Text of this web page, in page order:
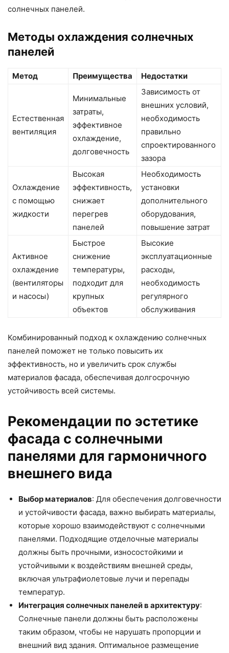
солнечных панелей.
Методы охлаждения солнечных
панелей
Метод Преимущества Недостатки
Естественная
вентиляция
Минимальные
затраты,
эффективное
охлаждение,
долговечность
Зависимость от
внешних условий,
необходимость
правильно
спроектированного
зазора
Охлаждение
с помощью
жидкости
Высокая
эффективность,
снижает
перегрев
панелей
Необходимость
установки
дополнительного
оборудования,
повышение затрат
Активное
охлаждение
(вентиляторы
и насосы)
Быстрое
снижение
температуры,
подходит для
крупных
объектов
Высокие
эксплуатационные
расходы,
необходимость
регулярного
обслуживания
Комбинированный подход к охлаждению солнечных
панелей поможет не только повысить их
эффективность, но и увеличить срок службы
материалов фасада, обеспечивая долгосрочную
устойчивость всей системы.
Рекомендации по эстетике
фасада с солнечными
панелями для гармоничного
внешнего вида
Выбор материалов: Для обеспечения долговечности
и устойчивости фасада, важно выбирать материалы,
которые хорошо взаимодействуют с солнечными
панелями. Подходящие отделочные материалы
должны быть прочными, износостойкими и
устойчивыми к воздействиям внешней среды,
включая ультрафиолетовые лучи и перепады
температур.
Интеграция солнечных панелей в архитектуру:
Солнечные панели должны быть расположены
таким образом, чтобы не нарушать пропорции и
внешний вид здания. Оптимальное размещение